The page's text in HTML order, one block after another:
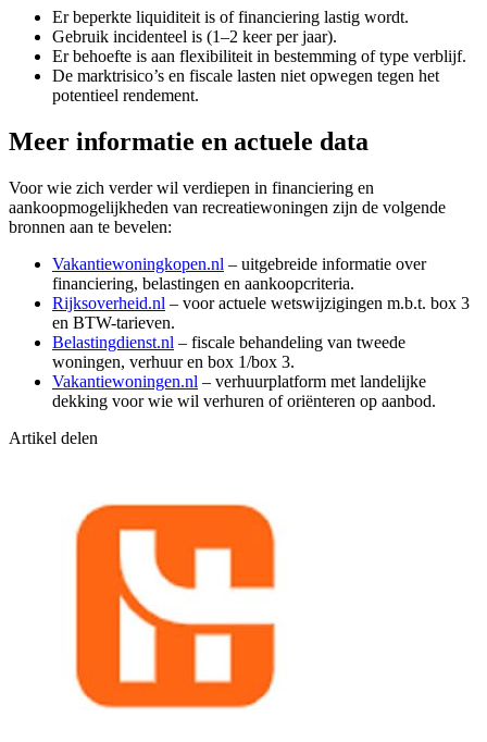
Er beperkte liquiditeit is of financiering lastig wordt.
Gebruik incidenteel is (1–2 keer per jaar).
Er behoefte is aan flexibiliteit in bestemming of type verblijf.
De marktrisico’s en fiscale lasten niet opwegen tegen het
potentieel rendement.
Meer informatie en actuele data
Voor wie zich verder wil verdiepen in financiering en
aankoopmogelijkheden van recreatiewoningen zijn de volgende
bronnen aan te bevelen:
Vakantiewoningkopen.nl – uitgebreide informatie over
financiering, belastingen en aankoopcriteria.
Rijksoverheid.nl – voor actuele wetswijzigingen m.b.t. box 3
en BTW-tarieven.
Belastingdienst.nl – fiscale behandeling van tweede
woningen, verhuur en box 1/box 3.
Vakantiewoningen.nl – verhuurplatform met landelijke
dekking voor wie wil verhuren of oriënteren op aanbod.
Artikel delen